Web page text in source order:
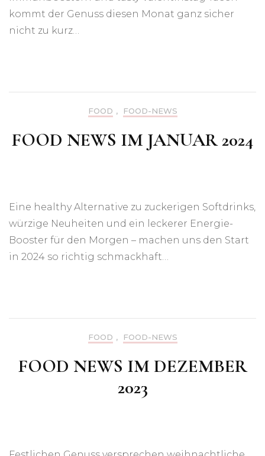
kommt der Genuss diesen Monat ganz sicher
nicht zu kurz…
FOOD , FOOD-NEWS
FOOD NEWS IM JANUAR 2024
Eine healthy Alternative zu zuckerigen Softdrinks,
würzige Neuheiten und ein leckerer Energie-
Booster für den Morgen – machen uns den Start
in 2024 so richtig schmackhaft…
FOOD , FOOD-NEWS
FOOD NEWS IM DEZEMBER
2023